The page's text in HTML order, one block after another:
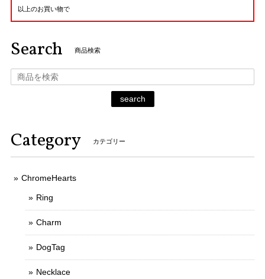
以上のお買い物で
Search 商品検索
search
Category カテゴリー
ChromeHearts
Ring
Charm
DogTag
Necklace